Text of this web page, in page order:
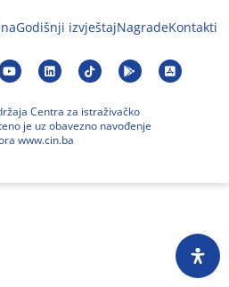
Godišnji izvještajNagradeKontakti
Centra za istraživačko
je uz obavezno navođenje
www.cin.ba